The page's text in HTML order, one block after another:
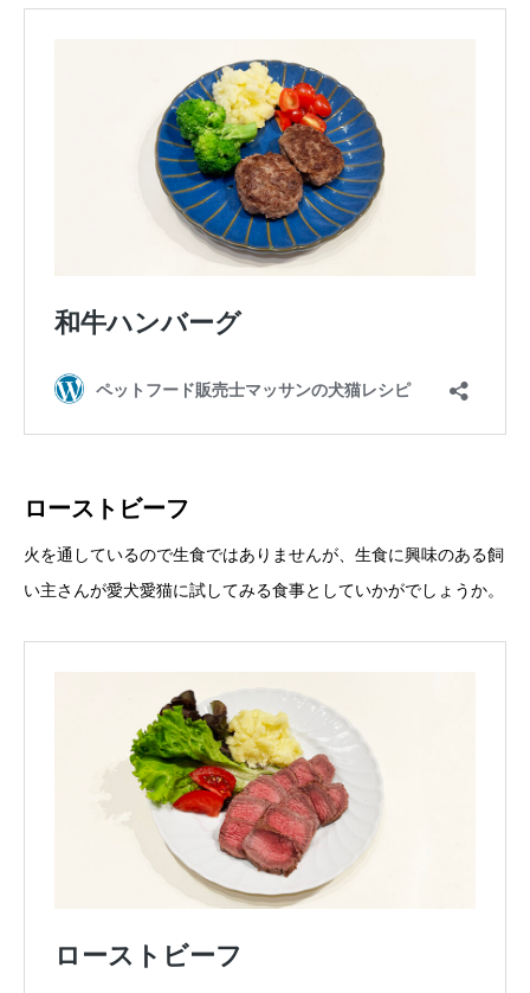
ローストビーフ
火を通しているので生食ではありませんが、生食に興味のある飼
い主さんが愛犬愛猫に試してみる食事としていかがでしょうか。